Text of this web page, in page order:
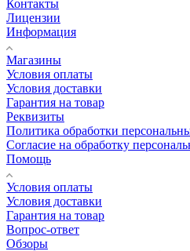
Контакты
Лицензии
Информация
Магазины
Условия оплаты
Условия доставки
Гарантия на товар
Реквизиты
Политика обработки
Согласие на обработку
Помощь
Условия оплаты
Условия доставки
Гарантия на товар
Вопрос-ответ
Обзоры